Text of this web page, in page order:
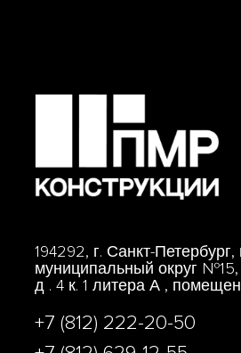
194292, г. Санкт-Петербург,
муниципальный округ
д . 4 к. 1 литера А ,
+7 (812) 222-20-50